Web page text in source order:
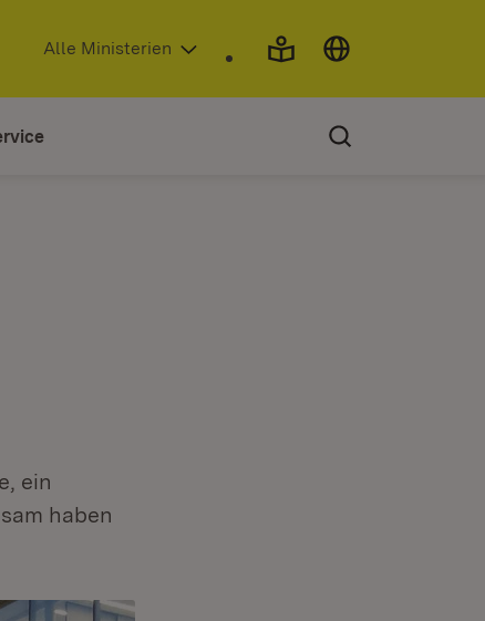
in neuem Fenster)
Alle Ministerien
ein
haben